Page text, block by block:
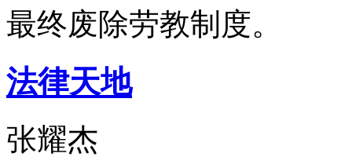
最终废除劳教制度。
法律天地
张耀杰